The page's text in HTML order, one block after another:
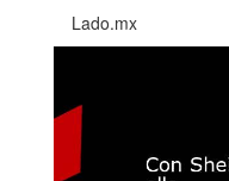
Lado.mx